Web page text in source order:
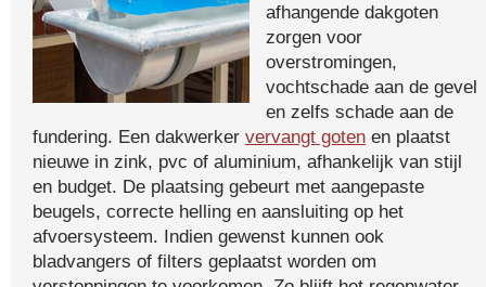
afhangende dakgoten
zorgen voor
overstromingen,
vochtschade aan de gevel
en zelfs schade aan de
fundering. Een dakwerker vervangt goten en plaatst
nieuwe in zink, pvc of aluminium, afhankelijk van stijl
en budget. De plaatsing gebeurt met aangepaste
beugels, correcte helling en aansluiting op het
afvoersysteem. Indien gewenst kunnen ook
bladvangers of filters geplaatst worden om